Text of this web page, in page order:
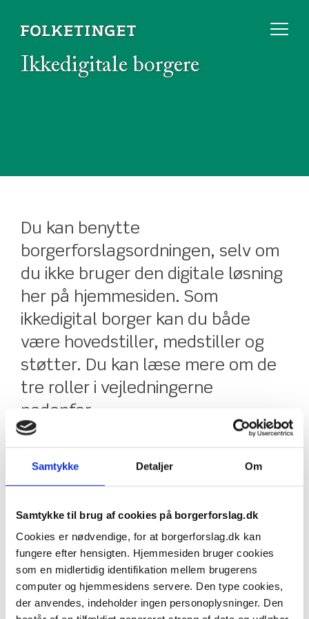
Samtykke Detaljer Om
Samtykke til brug af cookies på borgerforslag.dk
Cookies er nødvendige, for at borgerforslag.dk kan
fungere efter hensigten. Hjemmesiden bruger cookies
som en midlertidig identifikation mellem brugerens
computer og hjemmesidens servere. Den type cookies,
der anvendes, indeholder ingen personoplysninger. Den
Ikkedigitale borgere
Du kan benytte
borgerforslagsordningen, selv om
du ikke bruger den digitale løsning
her på hjemmesiden. Som
ikkedigital borger kan du både
være hovedstiller, medstiller og
støtter. Du kan læse mere om de
tre roller i vejledningerne
nedenfor.
LÆS OP
Ikkedigitale borgere kan benytte papirblanketter i
hjemmesiden. Som hovedstiller og støtter kan du
bruge en blanket, der enten kan udskrives her fra
hjemmesiden eller bestilles hos Folketingets
Oplysning på telefon 3337 3338 eller på e-mail
borgerforslag@ft.dk. Hvis du er ikkedigital medstiller,
er der forskel, alt efter om hovedstilleren er digital eller